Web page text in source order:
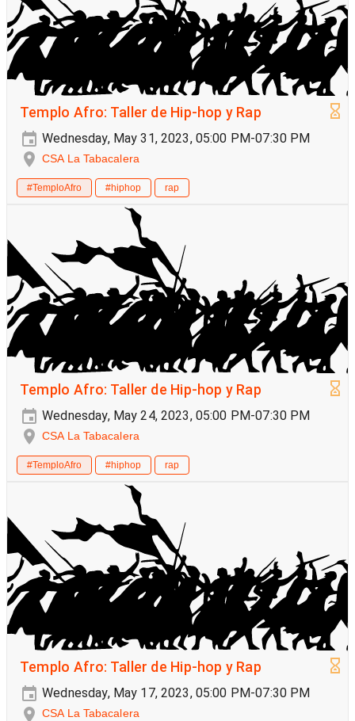
Templo Afro: Taller de Hip-hop y Rap
Wednesday, May 31, 2023, 05:00 PM-07:30 PM
CSA La Tabacalera
#TemploAfro #hiphop rap
Templo Afro: Taller de Hip-hop y Rap
Wednesday, May 24, 2023, 05:00 PM-07:30 PM
CSA La Tabacalera
#TemploAfro #hiphop rap
Templo Afro: Taller de Hip-hop y Rap
Wednesday, May 17, 2023, 05:00 PM-07:30 PM
CSA La Tabacalera